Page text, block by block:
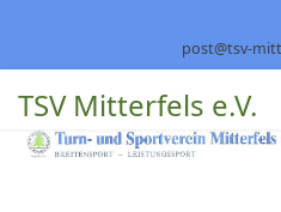
post@tsv-
TSV Mitterfels e.V.